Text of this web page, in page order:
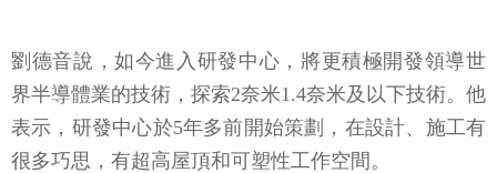
劉德音說，如今進入研發中心，將更積極開發領導世
界半導體業的技術，探索2奈米1.4奈米及以下技術。他
表示，研發中心於5年多前開始策劃，在設計、施工有
很多巧思，有超高屋頂和可塑性工作空間。